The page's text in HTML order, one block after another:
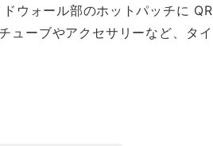
ウォール部のホットパッチに QR
ューブやアクセサリーなど、タイ